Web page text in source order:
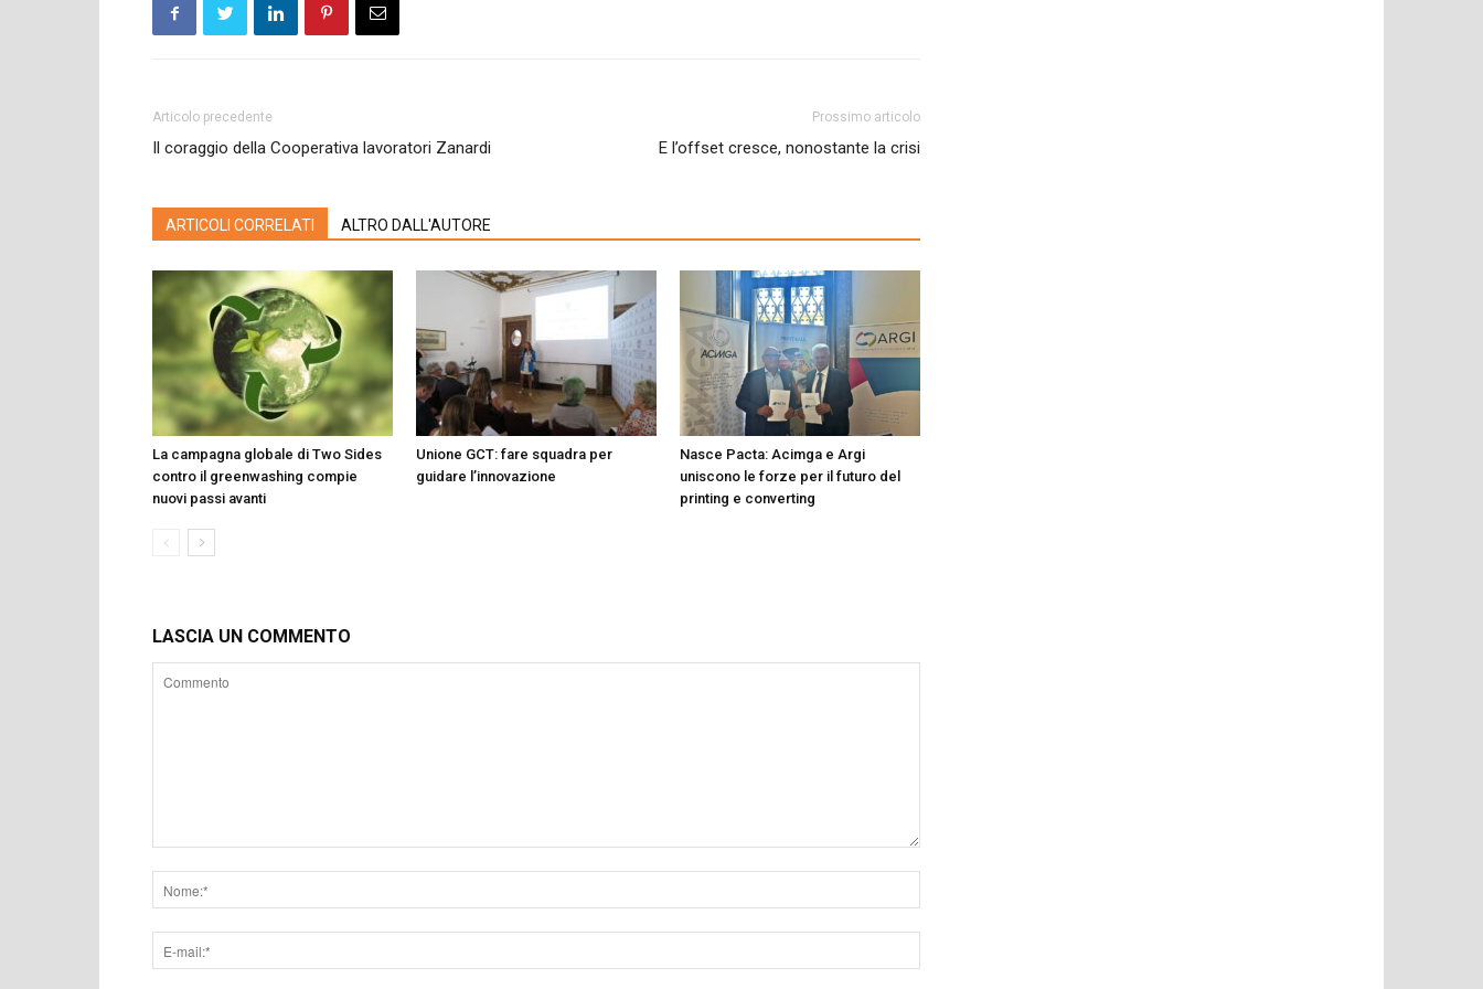
Articolo precedente
Il coraggio della Cooperativa lavoratori Zanardi
Prossimo articolo
E l’offset cresce, nonostante la crisi
ARTICOLI CORRELATI ALTRO DALL'AUTORE
La campagna globale di Two Sides
contro il greenwashing compie
nuovi passi avanti
Unione GCT: fare squadra per
guidare l’innovazione
Nasce Pacta: Acimga e Argi
uniscono le forze per il futuro del
printing e converting
LASCIA UN COMMENTO